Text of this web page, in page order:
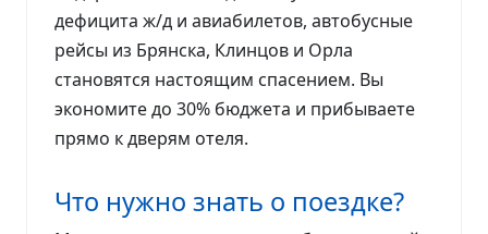
дефицита ж/д и авиабилетов, автобусные
рейсы из Брянска, Клинцов и Орла
становятся настоящим спасением. Вы
экономите до 30% бюджета и прибываете
прямо к дверям отеля.
Что нужно знать о поездке?